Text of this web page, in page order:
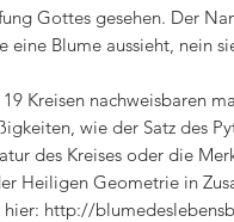
Gottes gesehen. Der
eine Blume aussieht, nein
Kreisen nachweisbaren
wie der Satz des
des Kreises oder die
Heiligen Geometrie in
hier: http://